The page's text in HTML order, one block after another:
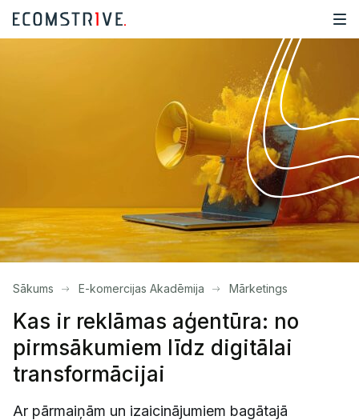
Sākums E-komercijas Akadēmija Mārketings
Kas ir reklāmas aģentūra: no
pirmsākumiem līdz digitālai
transformācijai
Ar pārmaiņām un izaicinājumiem bagātajā